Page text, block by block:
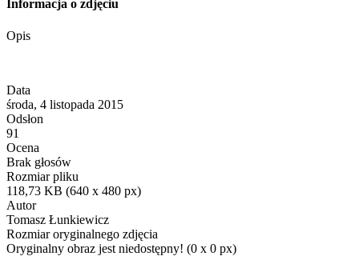
Informacja o zdjęciu
Opis
Data
środa, 4 listopada 2015
Odsłon
91
Ocena
Brak głosów
Rozmiar pliku
118,73 KB (640 x 480 px)
Autor
Tomasz Łunkiewicz
Rozmiar oryginalnego zdjęcia
Oryginalny obraz jest niedostępny! (0 x 0 px)